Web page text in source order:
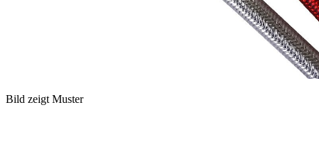
Bild zeigt Muster